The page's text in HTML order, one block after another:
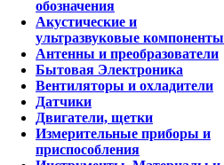
обозначения
Акустические и
ультразвуковые компоненты
Антенны и преобразователи
Бытовая Электроника
Вентиляторы и охладители
Датчики
Двигатели, щетки
Измерительные приборы и
приспособления